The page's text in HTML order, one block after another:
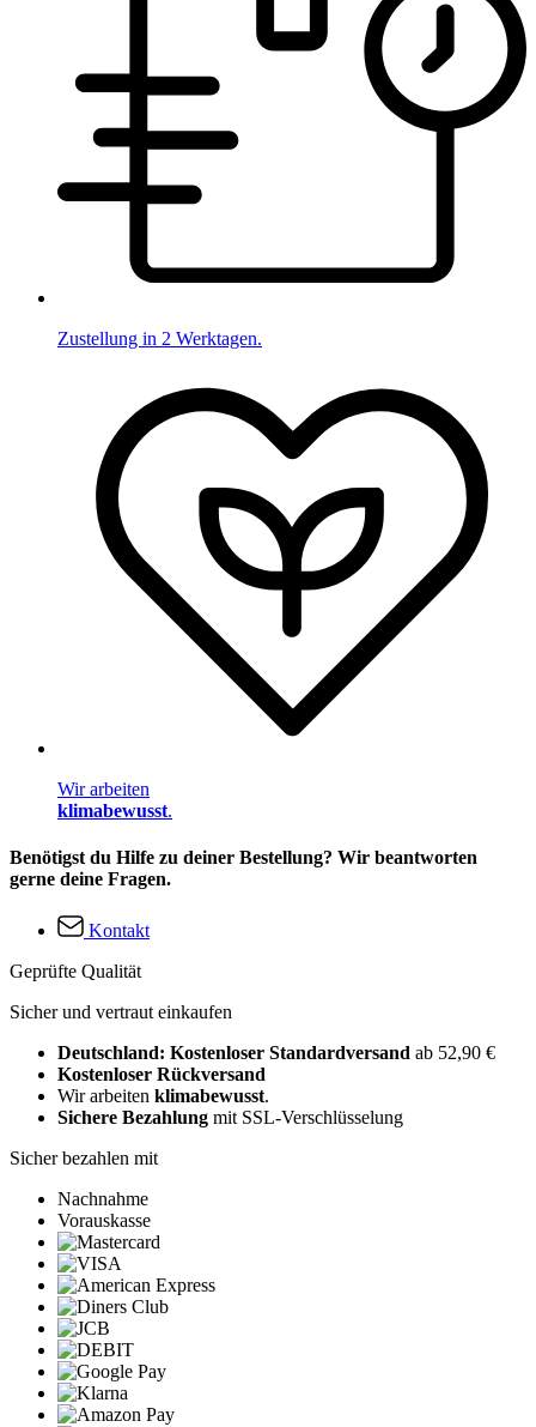
Zustellung in 2 Werktagen.
Wir arbeiten
klimabewusst.
Benötigst du Hilfe zu deiner Bestellung? Wir beantworten
gerne deine Fragen.
Kontakt
Geprüfte Qualität
Sicher und vertraut einkaufen
Deutschland: Kostenloser Standardversand ab 52,90 €
Kostenloser Rückversand
Wir arbeiten klimabewusst.
Sichere Bezahlung mit SSL-Verschlüsselung
Sicher bezahlen mit
Nachnahme
Vorauskasse